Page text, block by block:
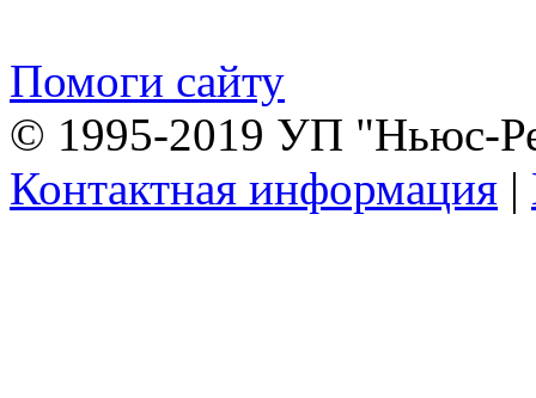
Помоги сайту
© 1995-2019 УП "Ньюс-
Контактная информация |